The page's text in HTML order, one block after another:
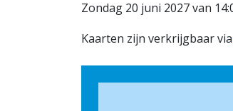
Zondag 20 juni 2027 van
Kaarten zijn verkrijgbaar via